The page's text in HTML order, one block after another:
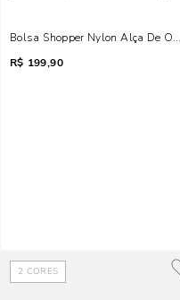
Bolsa Shopper Nylon Alça De
R$ 199,90
2 CORES